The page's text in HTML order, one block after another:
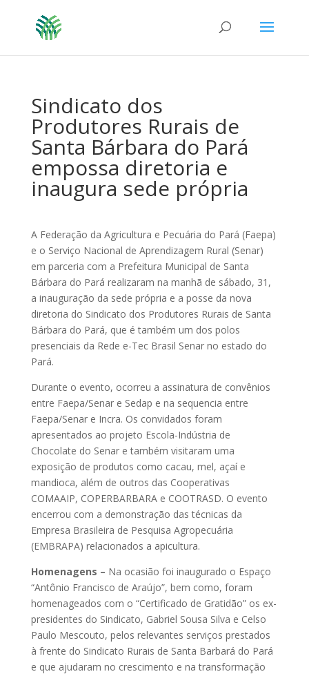
Sindicato dos
Produtores Rurais de
Santa Bárbara do Pará
empossa diretoria e
inaugura sede própria
A Federação da Agricultura e Pecuária do Pará (Faepa)
e o Serviço Nacional de Aprendizagem Rural (Senar)
em parceria com a Prefeitura Municipal de Santa
Bárbara do Pará realizaram na manhã de sábado, 31,
a inauguração da sede própria e a posse da nova
diretoria do Sindicato dos Produtores Rurais de Santa
Bárbara do Pará, que é também um dos polos
presenciais da Rede e-Tec Brasil Senar no estado do
Pará.
Durante o evento, ocorreu a assinatura de convênios
entre Faepa/Senar e Sedap e na sequencia entre
Faepa/Senar e Incra. Os convidados foram
apresentados ao projeto Escola-Indústria de
Chocolate do Senar e também visitaram uma
exposição de produtos como cacau, mel, açaí e
mandioca, além de outros das Cooperativas
COMAAIP, COPERBARBARA e COOTRASD. O evento
encerrou com a demonstração das técnicas da
Empresa Brasileira de Pesquisa Agropecuária
(EMBRAPA) relacionados a apicultura.
Homenagens – Na ocasião foi inaugurado o Espaço
“Antônio Francisco de Araújo”, bem como, foram
homenageados com o “Certificado de Gratidão” os ex-
presidentes do Sindicato, Gabriel Sousa Silva e Celso
Paulo Mescouto, pelos relevantes serviços prestados
à frente do Sindicato Rurais de Santa Barbará do Pará
e que ajudaram no crescimento e na transformação